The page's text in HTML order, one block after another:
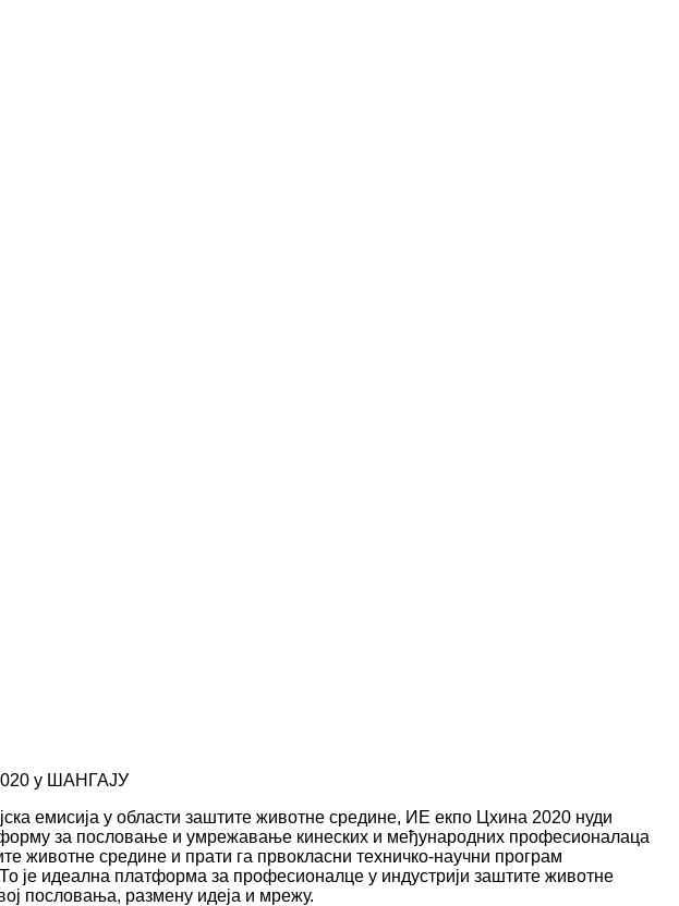
у ШАНГАЈУ
емисија у области заштите животне средине, ИЕ екпо Цхина 2020 нуди
за пословање и умрежавање кинеских и међународних професионалаца
животне средине и прати га првокласни техничко-научни програм
је идеална платформа за професионалце у индустрији заштите животне
пословања, размену идеја и мрежу.